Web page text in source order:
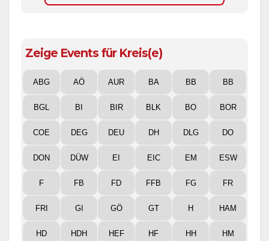
Zeige Events für Kreis(e)
ABG AÖ AUR BA BB BB
BGL BI BIR BLK BO BOR
COE DEG DEU DH DLG DO
DON DÜW EI EIC EM ESW
F FB FD FFB FG FR
FRI GI GÖ GT H HAM
HD HDH HEF HF HH HM